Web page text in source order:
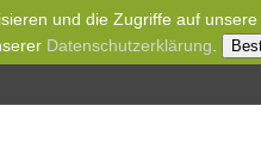
und die Zugriffe auf
Datenschutzerklärung